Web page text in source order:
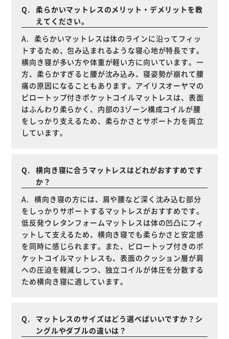
柔らかいマットレスのメリット・デメリットを教
えてください。
柔らかいマットレスは体のラインに沿ってフィッ
トするため、包み込まれるような寝心地が特長です。
横向き寝が多い方や体重が軽い方に向いています。一
方、柔らかすぎると腰が沈み込み、寝姿勢が崩れて腰
痛の原因になることもあります。アイリスオーヤマの
ピロートップ付きポケットコイルマットレスは、表面
はふんわり柔らかく、内部の3ゾーン構成コイルが腰
をしっかり支えるため、柔らかさとサポート力を両立
しています。
横向き寝に合うマットレスはどれがおすすめです
か？
横向き寝の方には、肩や腰など深く沈み込む部分
をしっかりサポートするマットレスがおすすめです。
低反発ウレタンフォームマットレスは体の凹凸にフィ
ットして支えるため、横向き寝でも柔らかさと安定感
を同時に感じられます。また、ピロートップ付きのポ
ケットコイルマットレスも、表面のクッション層が肩
への圧迫を軽減しつつ、独立コイルが体圧を分散する
ため横向き寝に適しています。
マットレスのサイズはどう選べばいいですか？シ
ングルやダブルの違いは？